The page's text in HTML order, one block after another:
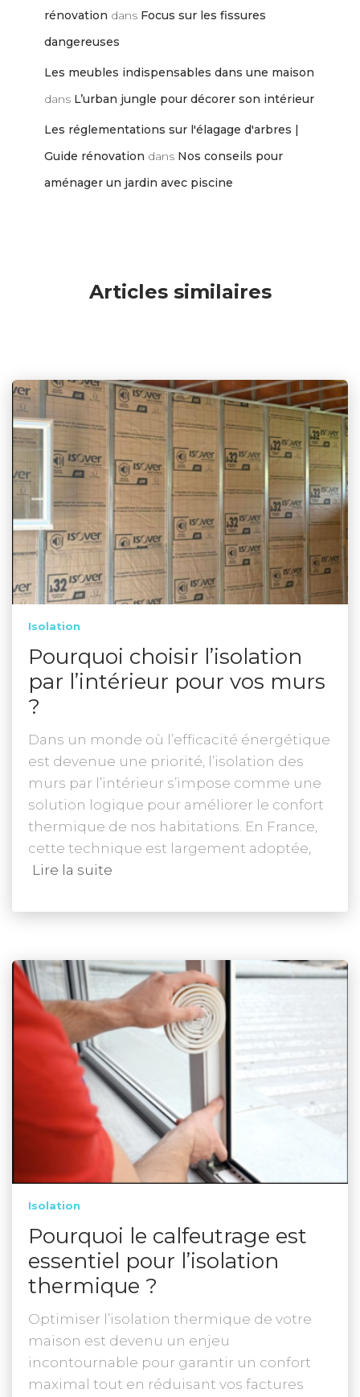
rénovation dans Focus sur les fissures
dangereuses
Les meubles indispensables dans une maison
dans L’urban jungle pour décorer son intérieur
Les réglementations sur l'élagage d'arbres |
Guide rénovation dans Nos conseils pour
aménager un jardin avec piscine
Articles similaires
Isolation
Pourquoi choisir l’isolation
par l’intérieur pour vos murs
?
Dans un monde où l’efficacité énergétique
est devenue une priorité, l’isolation des
murs par l’intérieur s’impose comme une
solution logique pour améliorer le confort
thermique de nos habitations. En France,
cette technique est largement adoptée,
Lire la suite
Isolation
Pourquoi le calfeutrage est
essentiel pour l’isolation
thermique ?
Optimiser l’isolation thermique de votre
maison est devenu un enjeu
incontournable pour garantir un confort
maximal tout en réduisant vos factures